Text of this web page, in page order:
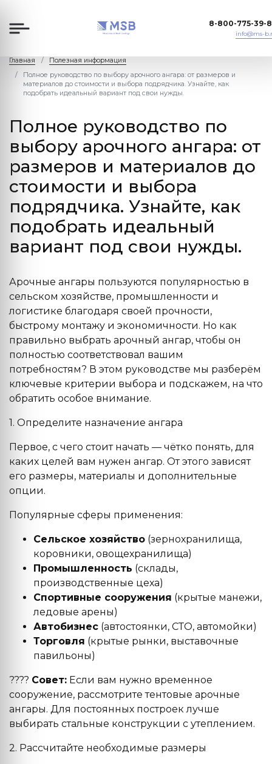
8-800-775-39-
info@ms-
Главная
Полезная информация
Полное руководство по выбору арочного ангара: от размеров и
материалов до стоимости и выбора подрядчика. Узнайте, как
подобрать идеальный вариант под свои нужды.
Полное руководство по
выбору арочного ангара: от
размеров и материалов до
стоимости и выбора
подрядчика. Узнайте, как
подобрать идеальный
вариант под свои нужды.
Арочные ангары пользуются популярностью в
сельском хозяйстве, промышленности и
логистике благодаря своей прочности,
быстрому монтажу и экономичности. Но как
правильно выбрать арочный ангар, чтобы он
полностью соответствовал вашим
потребностям? В этом руководстве мы разберём
ключевые критерии выбора и подскажем, на что
обратить особое внимание.
1. Определите назначение ангара
Первое, с чего стоит начать — чётко понять, для
каких целей вам нужен ангар. От этого зависят
его размеры, материалы и дополнительные
опции.
Популярные сферы применения:
Сельское хозяйство (зернохранилища,
коровники, овощехранилища)
Промышленность (склады,
производственные цеха)
Спортивные сооружения (крытые манежи,
ледовые арены)
Автобизнес (автостоянки, СТО, автомойки)
Торговля (крытые рынки, выставочные
павильоны)
???? Совет: Если вам нужно временное
сооружение, рассмотрите тентовые арочные
ангары. Для постоянных построек лучше
выбирать стальные конструкции с утеплением.
2. Рассчитайте необходимые размеры